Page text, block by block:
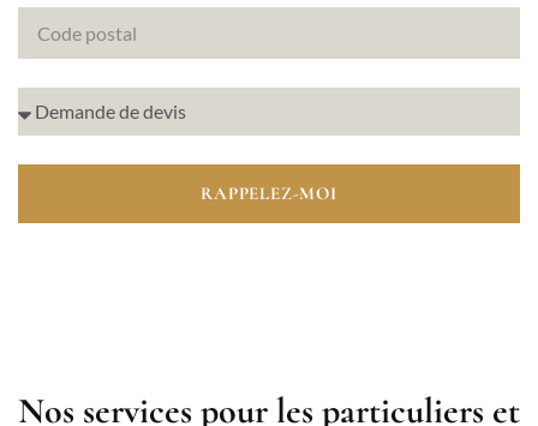
RAPPELEZ-MOI
Nos services pour les particuliers et